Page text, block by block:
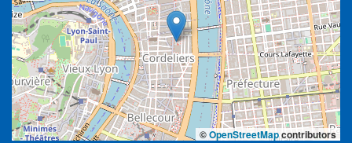
©OpenStreetMapcontributors